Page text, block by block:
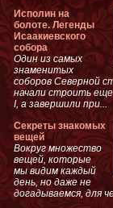
Исполин на
болоте. Легенды
Исаакиевского
собора
Один из самых
знаменитых
соборов Северной
начали строить
I, а завершили при...
Секреты знакомых
вещей
Вокруг множество
вещей, которые
мы видим каждый
день, но даже не
догадываемся, для